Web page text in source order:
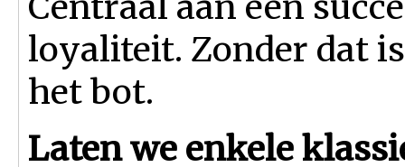
loyaliteit. Zonder dat
het bot.
Laten we enkele